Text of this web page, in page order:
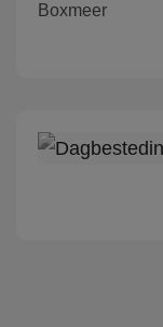
Boxmeer